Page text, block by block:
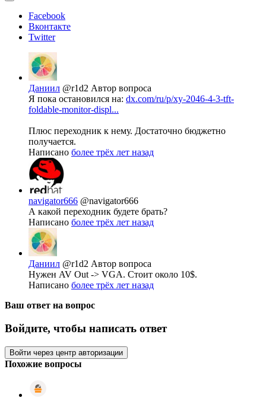
Facebook
Вконтакте
Twitter
Даниил @r1d2 Автор вопроса
Я пока остановился на: dx.com/ru/p/xy-2046-4-3-tft-
foldable-monitor-displ...
Плюс переходник к нему. Достаточно бюджетно
получается.
Написано более трёх лет назад
navigator666 @navigator666
А какой переходник будете брать?
Написано более трёх лет назад
Даниил @r1d2 Автор вопроса
Нужен AV Out -> VGA. Стоит около 10$.
Написано более трёх лет назад
Ваш ответ на вопрос
Войдите, чтобы написать ответ
Войти через центр авторизации
Похожие вопросы